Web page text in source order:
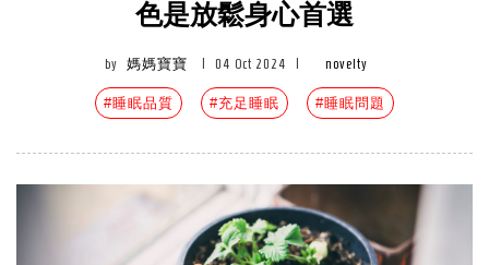
色是放鬆身心首選
by 媽媽寶寶 04 Oct 2024 novelty
#睡眠品質 #充足睡眠 #睡眠問題